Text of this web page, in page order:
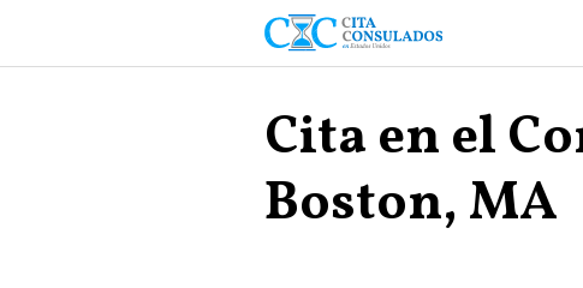
contenido
Cita en el
Boston, MA